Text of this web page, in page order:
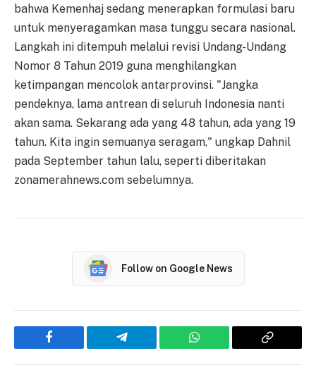
bahwa Kemenhaj sedang menerapkan formulasi baru
untuk menyeragamkan masa tunggu secara nasional.
Langkah ini ditempuh melalui revisi Undang-Undang
Nomor 8 Tahun 2019 guna menghilangkan
ketimpangan mencolok antarprovinsi. "Jangka
pendeknya, lama antrean di seluruh Indonesia nanti
akan sama. Sekarang ada yang 48 tahun, ada yang 19
tahun. Kita ingin semuanya seragam," ungkap Dahnil
pada September tahun lalu, seperti diberitakan
zonamerahnews.com sebelumnya.
Follow on Google News
Facebook Telegram WhatsApp
Copy